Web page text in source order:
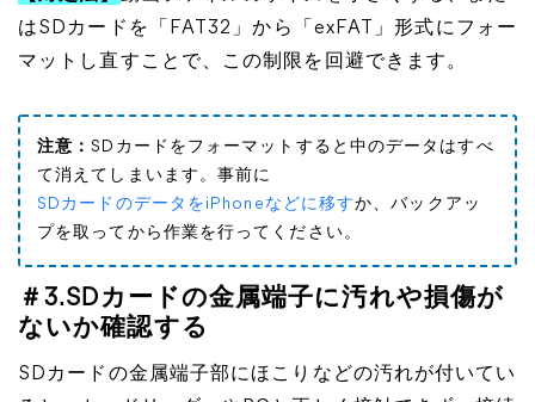
はSDカードを「FAT32」から「exFAT」形式にフォー
マットし直すことで、この制限を回避できます。
注意：SDカードをフォーマットすると中のデータはすべ
て消えてしまいます。事前に
SDカードのデータをiPhoneなどに移すか、バックアッ
プを取ってから作業を行ってください。
＃3.SDカードの金属端子に汚れや損傷が
ないか確認する
SDカードの金属端子部にほこりなどの汚れが付いてい